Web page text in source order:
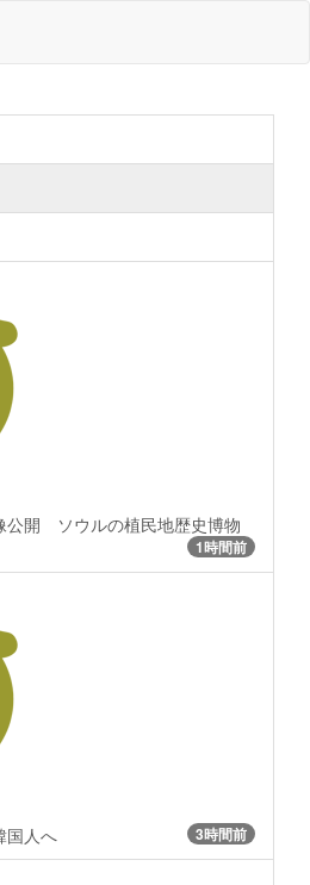
公開 ソウルの植民地歴史博物
1時間前
国人へ 3時間前